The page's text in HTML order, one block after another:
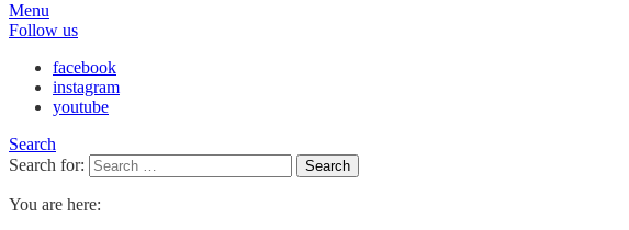
Menu
Follow us
facebook
instagram
youtube
Search
Search for:
Search
You are here: